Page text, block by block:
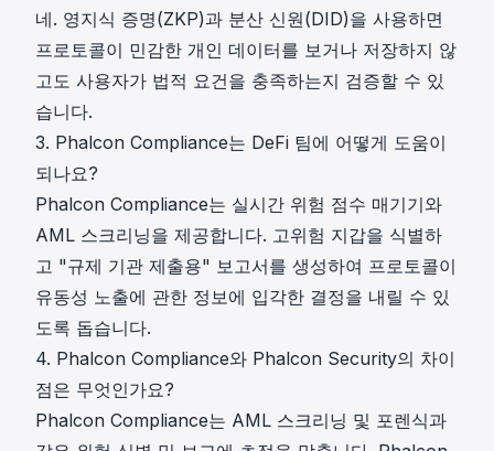
네. 영지식 증명(ZKP)과 분산 신원(DID)을 사용하면
프로토콜이 민감한 개인 데이터를 보거나 저장하지 않
고도 사용자가 법적 요건을 충족하는지 검증할 수 있
습니다.
3. Phalcon Compliance는 DeFi 팀에 어떻게 도움이
되나요?
Phalcon Compliance는 실시간 위험 점수 매기기와
AML 스크리닝을 제공합니다. 고위험 지갑을 식별하
고 "규제 기관 제출용" 보고서를 생성하여 프로토콜이
유동성 노출에 관한 정보에 입각한 결정을 내릴 수 있
도록 돕습니다.
4. Phalcon Compliance와 Phalcon Security의 차이
점은 무엇인가요?
Phalcon Compliance는 AML 스크리닝 및 포렌식과